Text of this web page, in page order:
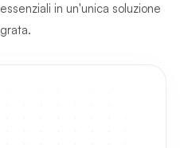
in un'unica soluzione